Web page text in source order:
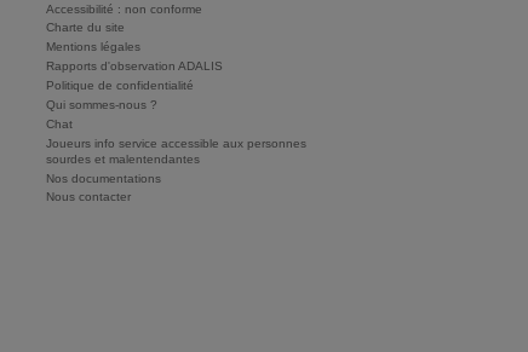
Accessibilité : non conforme
Charte du site
Mentions légales
Rapports d'observation ADALIS
Politique de confidentialité
Qui sommes-nous ?
Chat
Joueurs info service accessible aux personnes
sourdes et malentendantes
Nos documentations
Nous contacter